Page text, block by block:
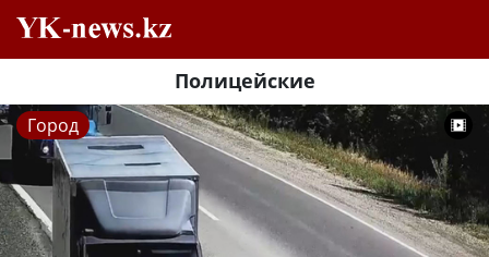
Полицейские
Город